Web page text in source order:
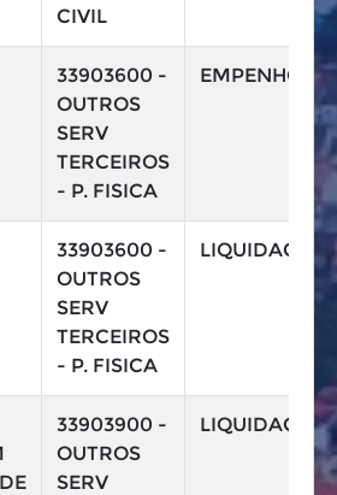
CIVIL
33903600 -
OUTROS
SERV
TERCEIROS
- P. FISICA
EMPENHO
33903600 -
OUTROS
SERV
TERCEIROS
- P. FISICA
LIQUIDAÇÃO
33903900 -
OUTROS
SERV
LIQUIDAÇÃO